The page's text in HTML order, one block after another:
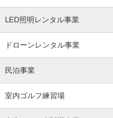
LED照明レンタル事業
ドローンレンタル事業
民泊事業
室内ゴルフ練習場